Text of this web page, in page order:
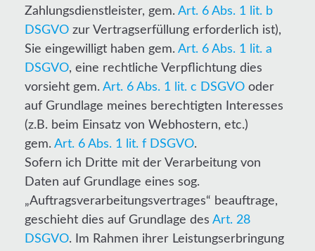
Zahlungsdienstleister, gem. Art. 6 Abs. 1 lit. b
DSGVO zur Vertragserfüllung erforderlich ist),
Sie eingewilligt haben gem. Art. 6 Abs. 1 lit. a
DSGVO, eine rechtliche Verpflichtung dies
vorsieht gem. Art. 6 Abs. 1 lit. c DSGVO oder
auf Grundlage meines berechtigten Interesses
(z.B. beim Einsatz von Webhostern, etc.)
gem. Art. 6 Abs. 1 lit. f DSGVO.
Sofern ich Dritte mit der Verarbeitung von
Daten auf Grundlage eines sog.
„Auftragsverarbeitungsvertrages“ beauftrage,
geschieht dies auf Grundlage des Art. 28
DSGVO. Im Rahmen ihrer Leistungserbringung